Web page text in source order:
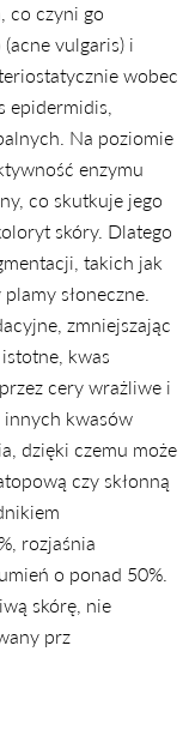
co czyni go
vulgaris) i
wobec
epidermidis,
Na poziomie
enzymu
co skutkuje jego
skóry. Dlatego
takich jak
słoneczne.
zmniejszając
kwas
cery wrażliwe i
kwasów
dzięki czemu może
czy skłonną
rozjaśnia
o ponad 50%.
skórę, nie
prz